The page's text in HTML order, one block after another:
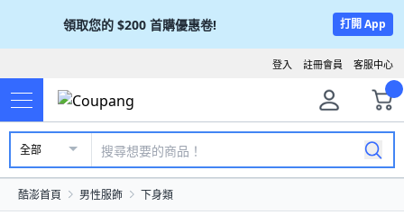
領取您的 $200 首購優惠卷! 打開 App
客服中心
註冊會員
登入
全部
酷澎首頁 男性服飾 下身類